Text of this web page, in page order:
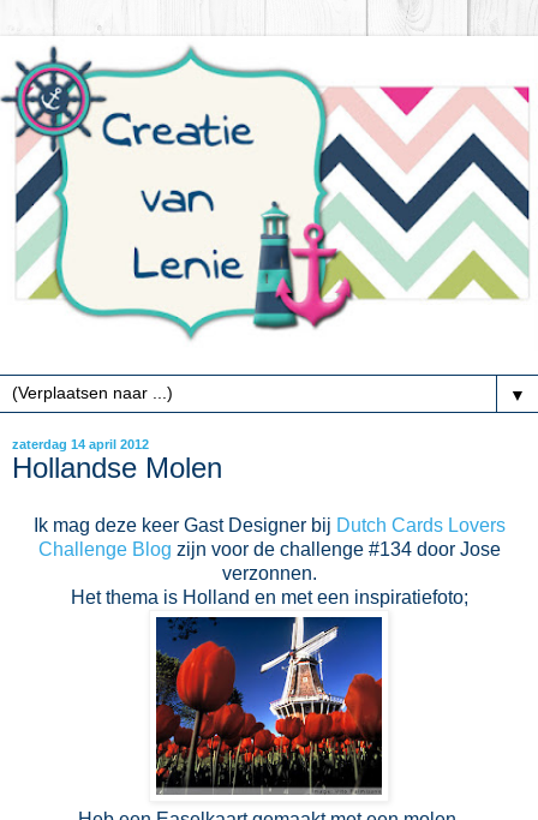
▼
zaterdag 14 april 2012
Hollandse Molen
Ik mag deze keer Gast Designer bij Dutch Cards Lovers
Challenge Blog zijn voor de challenge #134 door Jose
verzonnen.
Het thema is Holland en met een inspiratiefoto;